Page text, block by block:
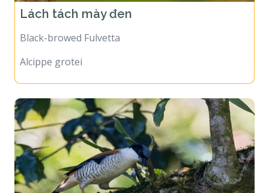
Lách tách mày đen
Black-browed Fulvetta
Alcippe grotei